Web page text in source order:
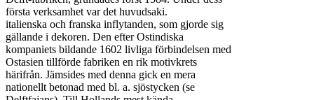
första verksamhet var det huvudsaki.
italienska och franska inflytanden, som gjorde sig
gällande i dekoren. Den efter Ostindiska
kompaniets bildande 1602 livliga förbindelsen med
Ostasien tillförde fabriken en rik motivkrets
härifrån. Jämsides med denna gick en mera
nationellt betonad med bl. a. sjöstycken (se